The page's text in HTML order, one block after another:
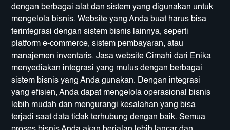
dengan berbagai alat dan sistem yang digunakan untuk
mengelola bisnis. Website yang Anda buat harus bisa
terintegrasi dengan sistem bisnis lainnya, seperti
platform e-commerce, sistem pembayaran, atau
manajemen inventaris. Jasa website Cimahi dari Enika
menyediakan integrasi yang mulus dengan berbagai
sistem bisnis yang Anda gunakan. Dengan integrasi
yang efisien, Anda dapat mengelola operasional bisnis
lebih mudah dan mengurangi kesalahan yang bisa
terjadi saat data tidak terhubung dengan baik. Semua